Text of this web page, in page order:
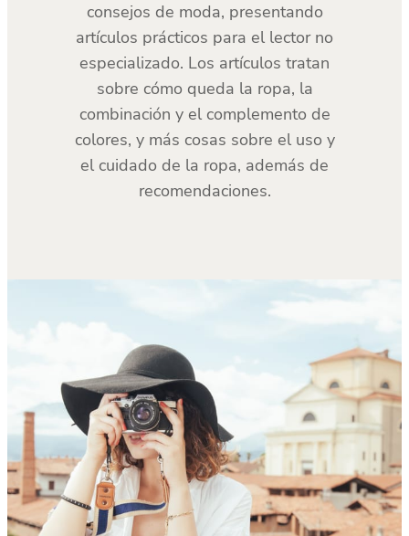
consejos de moda, presentando
artículos prácticos para el lector no
especializado. Los artículos tratan
sobre cómo queda la ropa, la
combinación y el complemento de
colores, y más cosas sobre el uso y
el cuidado de la ropa, además de
recomendaciones.